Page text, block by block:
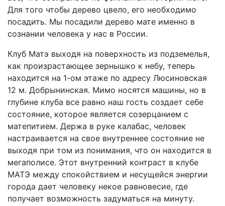
Для того чтобы дерево цвело, его необходимо
посадить. Мы посадили дерево мате именно в
сознании человека у нас в России.
Клуб Матэ выходя на поверхность из подземелья,
как произрастающее зернышко к небу, теперь
находится на 1-ом этаже по адресу Люсиновская
12 м. Добрынинская. Мимо носятся машины, но в
глубине клуба все равно наш гость создает себе
состояние, которое является созерцанием с
матепитием. Держа в руке калабас, человек
настраивается на свое внутреннее состояние не
выходя при том из понимания, что он находится в
мегаполисе. Этот внутренний контраст в клубе
МАТЭ между спокойствием и несущейся энергии
города дает человеку некое равновесие, где
получает возможность задуматься на минуту.